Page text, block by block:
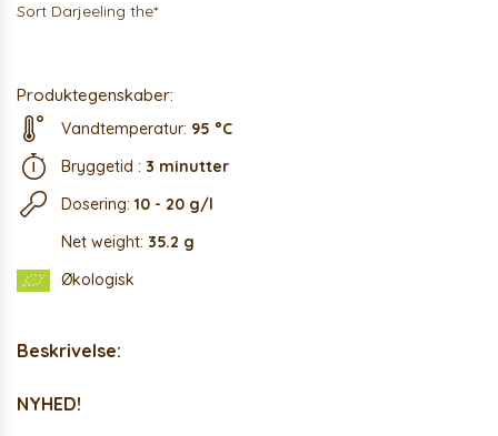
Sort Darjeeling the*
Produktegenskaber:
Vandtemperatur: 95 °C
Bryggetid : 3 minutter
Dosering: 10 - 20 g/l
Net weight: 35.2 g
Økologisk
Beskrivelse:
NYHED!